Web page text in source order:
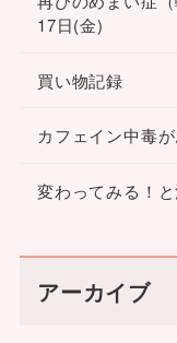
17日(金)
買い物記録
カフェイン中毒
変わってみる！と
アーカイブ